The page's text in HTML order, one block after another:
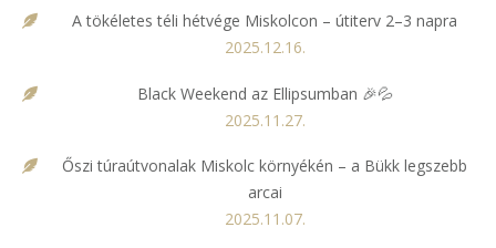
A tökéletes téli hétvége Miskolcon – útiterv 2–3 napra
2025.12.16.
Black Weekend az Ellipsumban 🎉💦
2025.11.27.
Őszi túraútvonalak Miskolc környékén – a Bükk legszebb
arcai
2025.11.07.